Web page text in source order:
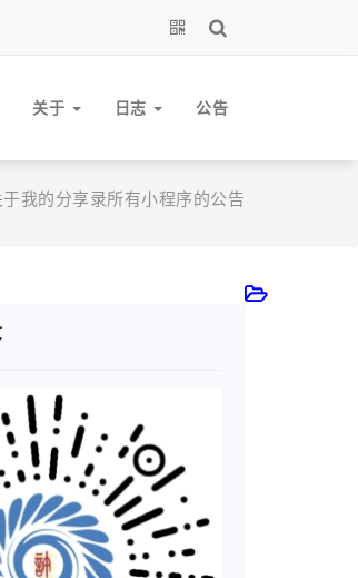
关于 日志 公告
于我的分享录所有小程序的公告